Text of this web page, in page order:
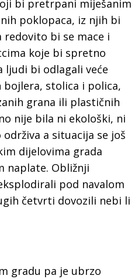
bi pretrpani miješanim
poklopaca, iz njih bi
bi se mace i
koje bi spretno
ljudi bi odlagali veće
stolica i polica,
grana ili plastičnih
nije bila ni ekološki, ni
a situacija se još
dijelovima grada
naplate. Obližnji
pod navalom
četvrti dovozili nebi li
gradu pa je ubrzo